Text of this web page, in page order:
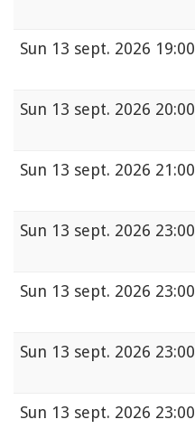
Sun 13 sept. 2026 19:00
Sun 13 sept. 2026 20:00
Sun 13 sept. 2026 21:00
Sun 13 sept. 2026 23:00
Sun 13 sept. 2026 23:00
Sun 13 sept. 2026 23:00
Sun 13 sept. 2026 23:00